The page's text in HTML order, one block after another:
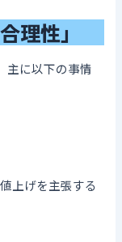
理性」
主に以下の事情
上げを主張する